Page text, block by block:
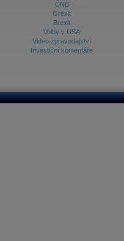
ČNB
Grexit
Brexit
Volby v USA
Video zpravodajství
Investiční komentáře